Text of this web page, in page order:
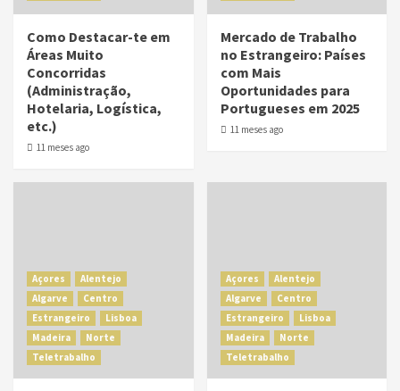
Como Destacar-te em
Áreas Muito
Concorridas
(Administração,
Hotelaria, Logística,
etc.)
11 meses ago
Mercado de Trabalho
no Estrangeiro: Países
com Mais
Oportunidades para
Portugueses em 2025
11 meses ago
Açores
Alentejo
Algarve
Centro
Estrangeiro
Lisboa
Madeira
Norte
Teletrabalho
Açores
Alentejo
Algarve
Centro
Estrangeiro
Lisboa
Madeira
Norte
Teletrabalho